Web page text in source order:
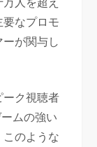
なプロモ
が関与し
ク視聴者
ムの強い
のような